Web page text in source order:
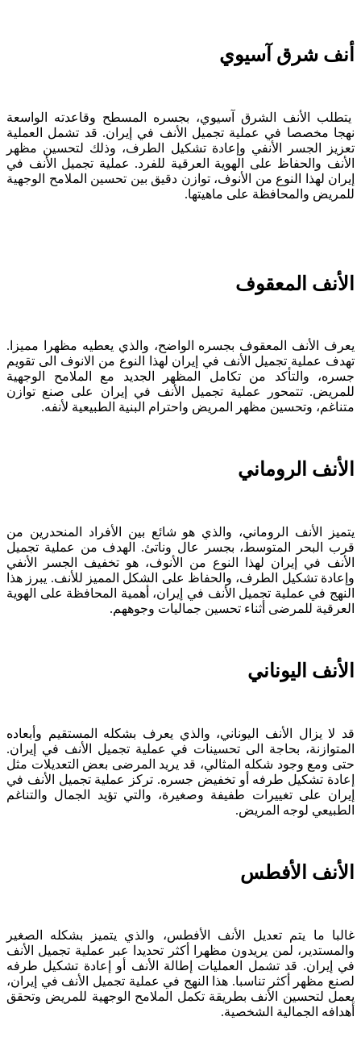
أنف شرق آسيوي
يتطلب الأنف الشرق آسيوي، بجسره المسطح وقاعدته الواسعة
نهجا مخصصا في عملية تجميل الأنف في إيران. قد تشمل العملية
تعزيز الجسر الأنفي وإعادة تشكيل الطرف، وذلك لتحسين مظهر
الأنف والحفاظ على الهوية العرقية للفرد. عملية تجميل الأنف في
إيران لهذا النوع من الأنوف، توازن دقيق بين تحسين الملامح الوجهية
للمريض والمحافظة على ماهيتها.
الأنف المعقوف
يعرف الأنف المعقوف بجسره الواضح، والذي يعطيه مظهرا مميزا.
تهدف عملية تجميل الأنف في إيران لهذا النوع من الانوف الى تقويم
جسره، والتأكد من تكامل المظهر الجديد مع الملامح الوجهية
للمريض. تتمحور عملية تجميل الأنف في إيران على صنع توازن
متناغم، وتحسين مظهر المريض واحترام البنية الطبيعية لأنفه.
الأنف الروماني
يتميز الأنف الروماني، والذي هو شائع بين الأفراد المنحدرين من
قرب البحر المتوسط، بجسر عال وناتئ. الهدف من عملية تجميل
الأنف في إيران لهذا النوع من الأنوف، هو تخفيف الجسر الأنفي
وإعادة تشكيل الطرف، والحفاظ على الشكل المميز للأنف. يبرز هذا
النهج في عملية تجميل الأنف في إيران، أهمية المحافظة على الهوية
العرقية للمرضى أثناء تحسين جماليات وجوههم.
الأنف اليوناني
قد لا يزال الأنف اليوناني، والذي يعرف بشكله المستقيم وأبعاده
المتوازنة، بحاجة الى تحسينات في عملية تجميل الأنف في إيران.
حتى ومع وجود شكله المثالي، قد يريد المرضى بعض التعديلات مثل
إعادة تشكيل طرفه أو تخفيض جسره. تركز عملية تجميل الأنف في
إيران على تغييرات طفيفة وصغيرة، والتي تؤيد الجمال والتناغم
الطبيعي لوجه المريض.
الأنف الأفطس
غالبا ما يتم تعديل الأنف الأفطس، والذي يتميز بشكله الصغير
والمستدير، لمن يريدون مظهرا أكثر تحديدا عبر عملية تجميل الأنف
في إيران. قد تشمل العمليات إطالة الأنف أو إعادة تشكيل طرفه
لصنع مظهر أكثر تناسبا. هذا النهج في عملية تجميل الأنف في إيران،
يعمل لتحسين الأنف بطريقة تكمل الملامح الوجهية للمريض وتحقق
أهدافه الجمالية الشخصية.